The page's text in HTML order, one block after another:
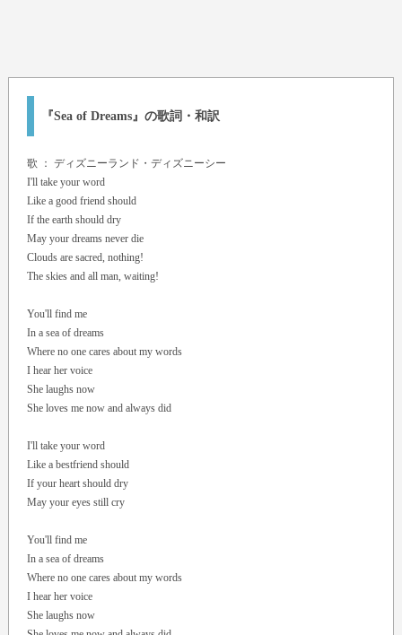
『Sea of Dreams』の歌詞・和訳
歌 ： ディズニーランド・ディズニーシー
I'll take your word
Like a good friend should
If the earth should dry
May your dreams never die
Clouds are sacred, nothing!
The skies and all man, waiting!
You'll find me
In a sea of dreams
Where no one cares about my words
I hear her voice
She laughs now
She loves me now and always did
I'll take your word
Like a bestfriend should
If your heart should dry
May your eyes still cry
You'll find me
In a sea of dreams
Where no one cares about my words
I hear her voice
She laughs now